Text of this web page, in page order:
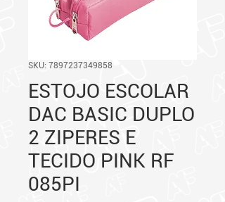
SKU: 7897237349858
ESTOJO ESCOLAR
DAC BASIC DUPLO
2 ZIPERES E
TECIDO PINK RF
085PI